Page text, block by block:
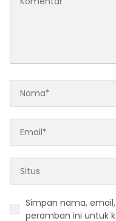
Simpan nama,
peramban ini untuk